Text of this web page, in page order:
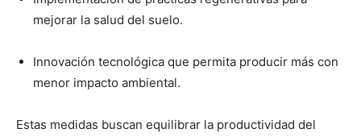
mejorar la salud del suelo.
Innovación tecnológica que permita producir más con
menor impacto ambiental.
Estas medidas buscan equilibrar la productividad del